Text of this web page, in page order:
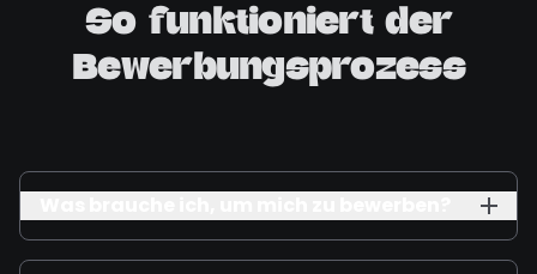
So funktioniert der
Bewerbungsprozess